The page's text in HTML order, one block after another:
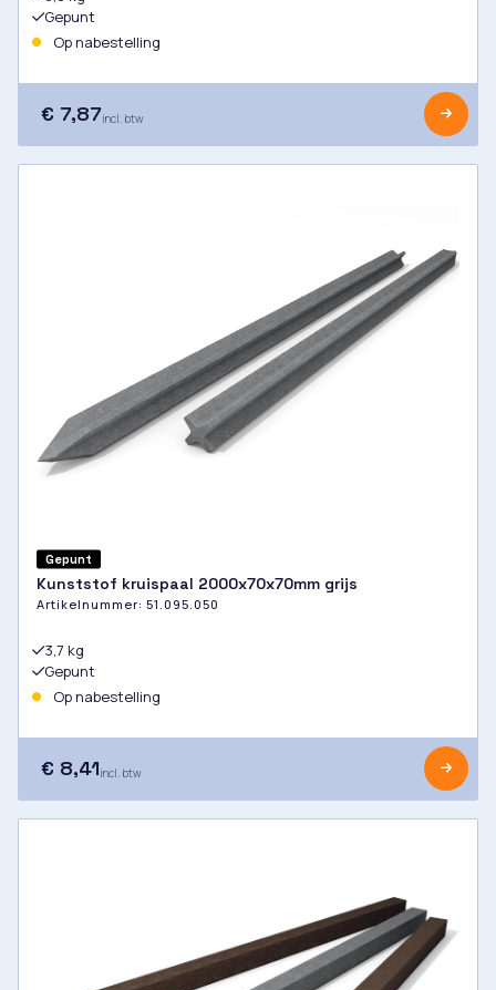
Gepunt
Op nabestelling
€ 7,87incl. btw
Gepunt
Kunststof kruispaal 2000x70x70mm grijs
Artikelnummer: 51.095.050
3,7 kg
Gepunt
Op nabestelling
€ 8,41incl. btw